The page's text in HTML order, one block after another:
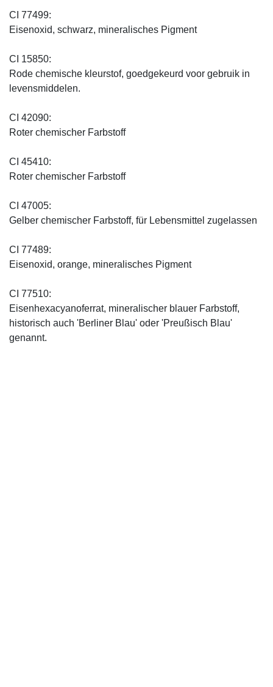
CI 77499:
Eisenoxid, schwarz, mineralisches Pigment
CI 15850:
Rode chemische kleurstof, goedgekeurd voor gebruik in
levensmiddelen.
CI 42090:
Roter chemischer Farbstoff
CI 45410:
Roter chemischer Farbstoff
CI 47005:
Gelber chemischer Farbstoff, für Lebensmittel zugelassen
CI 77489:
Eisenoxid, orange, mineralisches Pigment
CI 77510:
Eisenhexacyanoferrat, mineralischer blauer Farbstoff,
historisch auch 'Berliner Blau' oder 'Preußisch Blau'
genannt.